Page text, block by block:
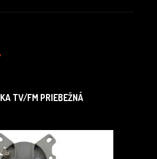
TV/FM PRIEBEŽNÁ